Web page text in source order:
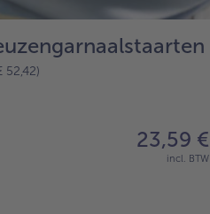
23,59 €
incl. BTW